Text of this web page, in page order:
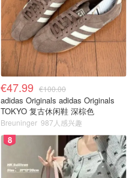
€47.99 €100.00
adidas Originals adidas Originals
TOKYO 复古休闲鞋 深棕色
Breuninger 987人感兴趣
8